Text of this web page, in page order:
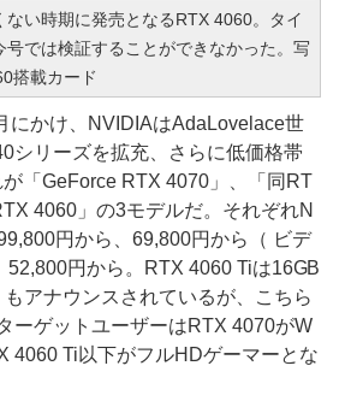
い時期に発売となるRTX 4060。タイ
号では検証することができなかった。写
搭載カード
かけ、NVIDIAはAdaLovelace世
シリーズを拡充、さらに低価格帯
「GeForce RTX 4070」、「同RT
4060」の3モデルだ。それぞれN
円から、69,800円から（ ビデ
52,800円から。RTX 4060 Tiは16GB
アナウンスされているが、こちら
ーゲットユーザーはRTX 4070がW
4060 Ti以下がフルHDゲーマーとな